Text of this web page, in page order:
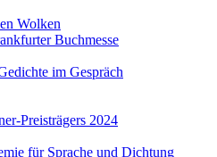
Wolken
Buchmesse
im Gespräch
Preisträgers 2024
für Sprache und Dichtung